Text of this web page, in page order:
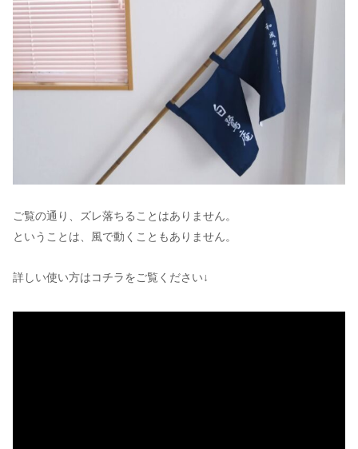
ご覧の通り、ズレ落ちることはありません。
ということは、風で動くこともありません。
詳しい使い方はコチラをご覧ください↓